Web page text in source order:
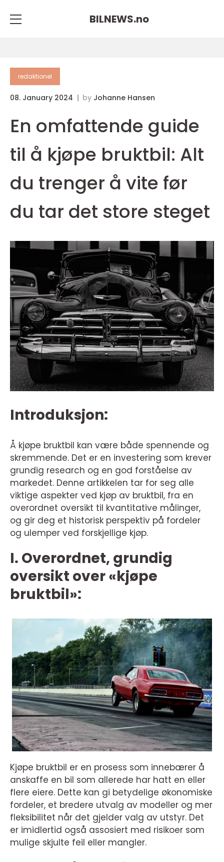
BILNEWS.no
redaktionel
08. January 2024 by Johanne Hansen
En omfattende guide
til å kjøpe bruktbil: Alt
du trenger å vite før
du tar det store steget
Introduksjon:
Å kjøpe bruktbil kan være både spennende og
skremmende. Det er en investering som krever
grundig research og en god forståelse av
markedet. Denne artikkelen tar for seg alle
viktige aspekter ved kjøp av bruktbil, fra en
overordnet oversikt til kvantitative målinger,
og gir deg et historisk perspektiv på fordeler
og ulemper ved forskjellige kjøp.
I. Overordnet, grundig
oversikt over «kjøpe
bruktbil»:
Kjøpe bruktbil er en prosess som innebærer å
anskaffe en bil som allerede har hatt en eller
flere eiere. Dette kan gi betydelige økonomiske
fordeler, et bredere utvalg av modeller og mer
fleksibilitet når det gjelder valg av utstyr. Det
er imidlertid også assosiert med risikoer som
mulige skjulte feil eller mangler.